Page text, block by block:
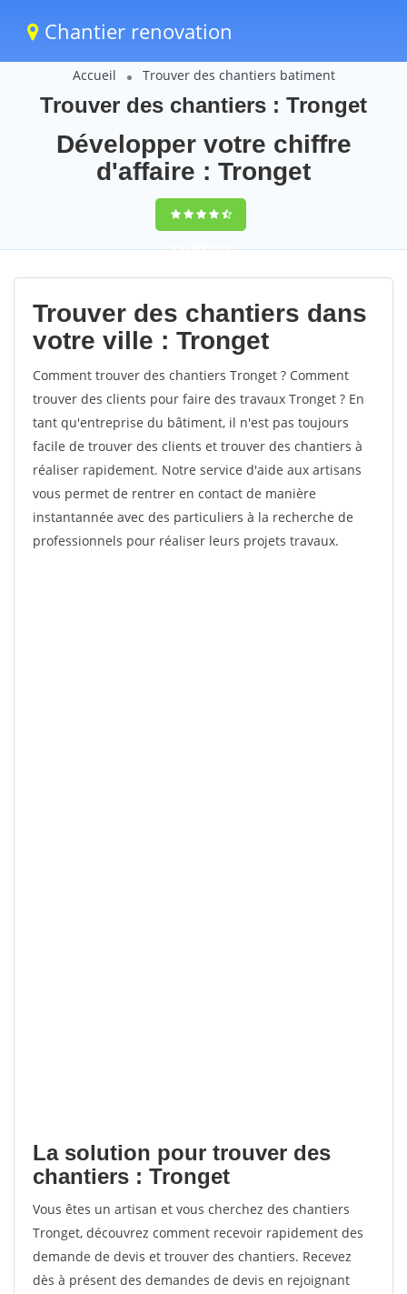
Chantier renovation
Accueil Trouver des chantiers batiment
Trouver des chantiers : Tronget
Développer votre chiffre
d'affaire : Tronget
9,5(100%)60
votes
Trouver des chantiers dans
votre ville : Tronget
Comment trouver des chantiers Tronget ? Comment
trouver des clients pour faire des travaux Tronget ? En
tant qu'entreprise du bâtiment, il n'est pas toujours
facile de trouver des clients et trouver des chantiers à
réaliser rapidement. Notre service d'aide aux artisans
vous permet de rentrer en contact de manière
instantannée avec des particuliers à la recherche de
professionnels pour réaliser leurs projets travaux.
La solution pour trouver des
chantiers : Tronget
Vous êtes un artisan et vous cherchez des chantiers
Tronget, découvrez comment recevoir rapidement des
demande de devis et trouver des chantiers. Recevez
dès à présent des demandes de devis en rejoignant